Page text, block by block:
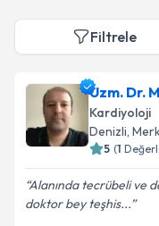
Filtrele
Uzm. Dr.
Kardiyoloji
Denizli,
5 (1
Alanında tecrübeli ve
doktor bey teşhis...